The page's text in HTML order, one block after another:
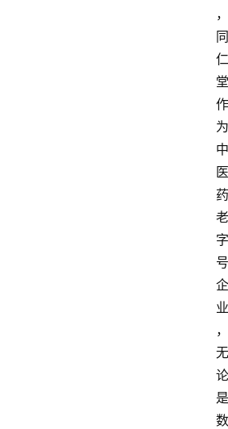
，
同
仁
堂
作
为
中
医
药
老
字
号
企
业
，
无
论
是
数